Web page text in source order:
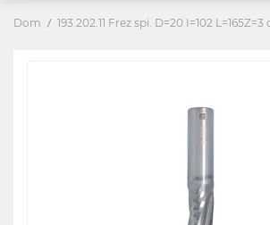
Dom 193.202.11 Frez spi. D=20 I=102